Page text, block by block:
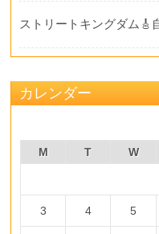
ストリートキングダム🎸
カレンダー
M T W
3 4 5